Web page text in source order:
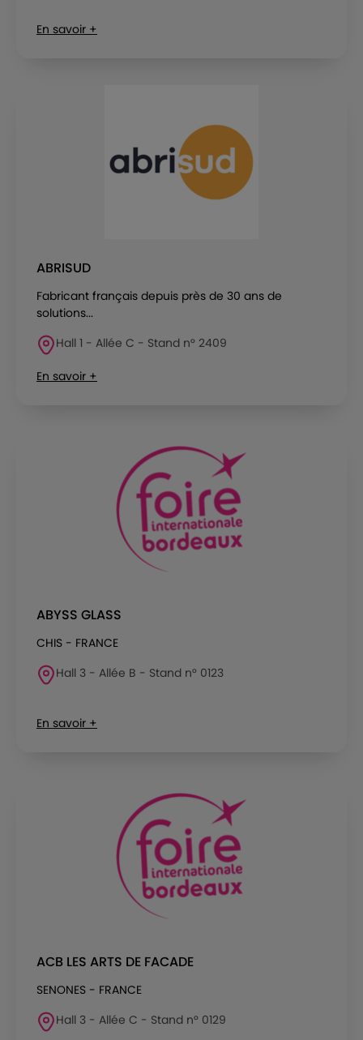
En savoir +
ABRISUD
Fabricant français depuis près de 30 ans de
solutions...
Hall 1 - Allée C - Stand n° 2409
En savoir +
ABYSS GLASS
CHIS - FRANCE
Hall 3 - Allée B - Stand n° 0123
En savoir +
ACB LES ARTS DE FACADE
SENONES - FRANCE
Hall 3 - Allée C - Stand n° 0129